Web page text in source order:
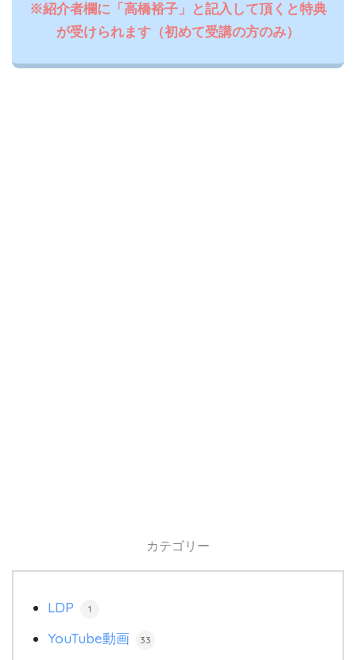
※紹介者欄に「高橋裕子」と記入して頂くと特典
が受けられます（初めて受講の方のみ）
カテゴリー
LDP 1
YouTube動画 33